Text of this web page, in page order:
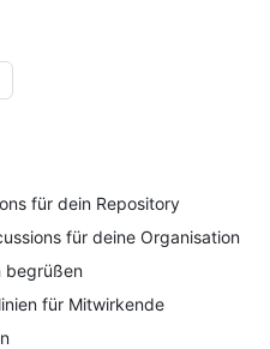
für dein Repository
für deine Organisation
begrüßen
für Mitwirkende